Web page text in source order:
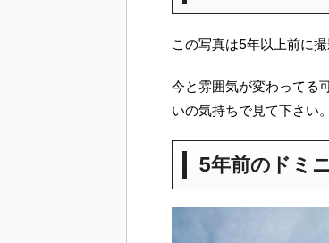
この写真は5年以上前に
今と雰囲気が変わってる
いの気持ちで見て下さい。
5年前のドミ